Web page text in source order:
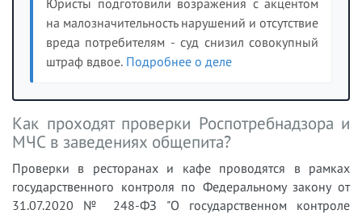
Юристы подготовили возражения с акцентом
на малозначительность нарушений и отсутствие
вреда потребителям - суд снизил совокупный
штраф вдвое. Подробнее о деле
Как проходят проверки Роспотребнадзора и
МЧС в заведениях общепита?
Проверки в ресторанах и кафе проводятся в рамках
государственного контроля по Федеральному закону от
31.07.2020 № 248-ФЗ "О государственном контроле